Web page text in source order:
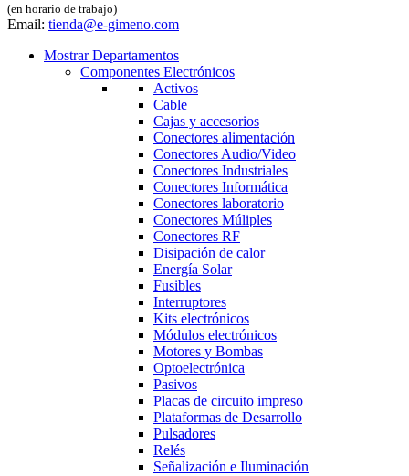
(en horario de trabajo)
Email: tienda@e-gimeno.com
Mostrar Departamentos
Componentes Electrónicos
Activos
Cable
Cajas y accesorios
Conectores alimentación
Conectores Audio/Video
Conectores Industriales
Conectores Informática
Conectores laboratorio
Conectores Múliples
Conectores RF
Disipación de calor
Energía Solar
Fusibles
Interruptores
Kits electrónicos
Módulos electrónicos
Motores y Bombas
Optoelectrónica
Pasivos
Placas de circuito impreso
Plataformas de Desarrollo
Pulsadores
Relés
Señalización e Iluminación